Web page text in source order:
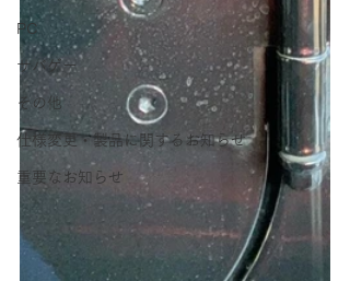
PC
サバゲー
その他
仕様変更・製品に関するお知らせ
重要なお知らせ